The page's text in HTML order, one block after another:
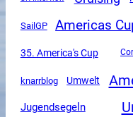
SailGP Americas
35. America's Cup
knarrblog Umwelt
Jugendsegeln